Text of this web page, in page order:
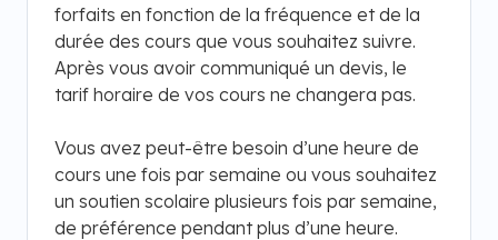
forfaits en fonction de la fréquence et de la
durée des cours que vous souhaitez suivre.
Après vous avoir communiqué un devis, le
tarif horaire de vos cours ne changera pas.
Vous avez peut-être besoin d’une heure de
cours une fois par semaine ou vous souhaitez
un soutien scolaire plusieurs fois par semaine,
de préférence pendant plus d’une heure.